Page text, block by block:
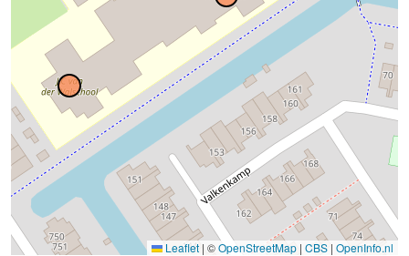
Leaflet | ©OpenStreetMap | CBS | OpenInfo.nl